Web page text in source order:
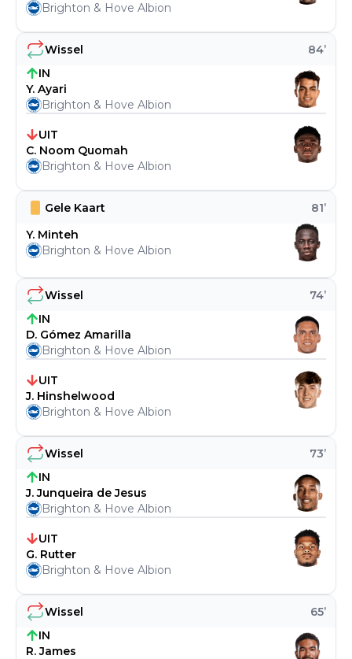
Wissel 65’
IN
R. James
Wissel 73’
IN
J. Junqueira de Jesus
Brighton & Hove Albion
UIT
G. Rutter
Brighton & Hove Albion
Wissel 74’
IN
D. Gómez Amarilla
Brighton & Hove Albion
UIT
J. Hinshelwood
Brighton & Hove Albion
Gele Kaart 81’
Y. Minteh
Brighton & Hove Albion
Wissel 84’
IN
Y. Ayari
Brighton & Hove Albion
UIT
C. Noom Quomah
Brighton & Hove Albion
Brighton & Hove Albion